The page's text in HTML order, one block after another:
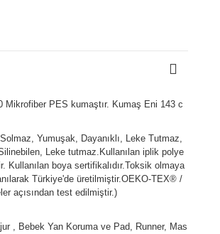
Mikrofiber PES kumaştır. Kumaş Eni 143 c
Yumuşak, Dayanıklı, Leke Tutmaz,
Leke tutmaz.Kullanılan iplik polye
Kullanılan boya sertifikalıdır.Toksik olmaya
Türkiye'de üretilmiştir.OEKO-TEX® /
açısından test edilmiştir.)
, Bebek Yan Koruma ve Pad, Runner, Mas